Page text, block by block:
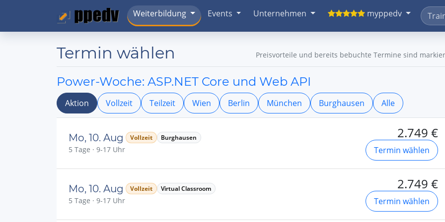
Weiterbildung Events Unternehmen myppedv
Termin wählen Preisvorteile und bereits bebuchte Termine sind
Power-Woche: ASP.NET Core und Web API
Aktion Vollzeit Teilzeit Wien Berlin München Burghausen Alle
Mo, 10. Aug Vollzeit Burghausen
5 Tage · 9-17 Uhr
2.749 €
Termin wählen
Mo, 10. Aug Vollzeit Virtual Classroom
5 Tage · 9-17 Uhr
2.749 €
Termin wählen